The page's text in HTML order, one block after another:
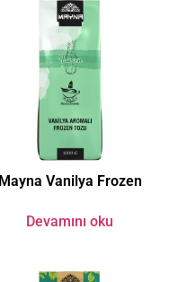
Mayna Vanilya Frozen
Devamını oku